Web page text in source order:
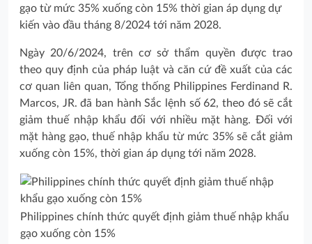
gạo từ mức 35% xuống còn 15% thời gian áp dụng dự
kiến vào đầu tháng 8/2024 tới năm 2028.
Ngày 20/6/2024, trên cơ sở thẩm quyền được trao
theo quy định của pháp luật và căn cứ đề xuất của các
cơ quan liên quan, Tổng thống Philippines Ferdinand R.
Marcos, JR. đã ban hành Sắc lệnh số 62, theo đó sẽ cắt
giảm thuế nhập khẩu đối với nhiều mặt hàng. Đối với
mặt hàng gạo, thuế nhập khẩu từ mức 35% sẽ cắt giảm
xuống còn 15%, thời gian áp dụng tới năm 2028.
Philippines chính thức quyết định giảm thuế nhập khẩu
gạo xuống còn 15%